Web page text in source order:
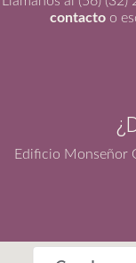
contacto o
Edificio Monseñor